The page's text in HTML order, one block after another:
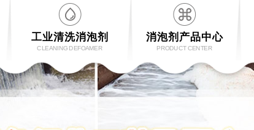
工业清洗消泡剂
CLEANING DEFOAMER
消泡剂产品中心
PRODUCT CENTER